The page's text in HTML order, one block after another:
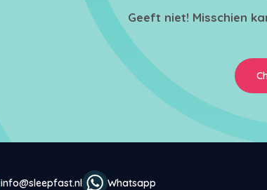
Geeft niet! Misschien
info@sleepfast.nl Whatsapp